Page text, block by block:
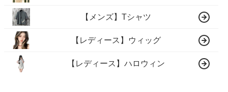
【メンズ】Tシャツ
【レディース】ウィッグ
【レディース】ハロウィン